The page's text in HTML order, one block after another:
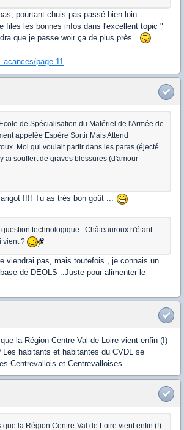
pourtant chuis pas passé bien loin.
files les bonnes infos dans l'excellent topic "
que je passe woir ça de plus près.
page-11
de Spécialisation du Matériel de l'Armée de
appelée Espère Sortir Mais Attend
Moi qui voulait partir dans les paras (éjecté
ai souffert de graves blessures (d'amour
!!!! Tu as très bon goût ...
question technologique : Châteauroux n'étant
vient ?
viendrai pas, mais toutefois , je connais un
de DEOLS ..Juste pour alimenter le
la Région Centre-Val de Loire vient enfin (!)
Les habitants et habitantes du CVDL se
Centrevallois et Centrevalloises.
que la Région Centre-Val de Loire vient enfin (!)